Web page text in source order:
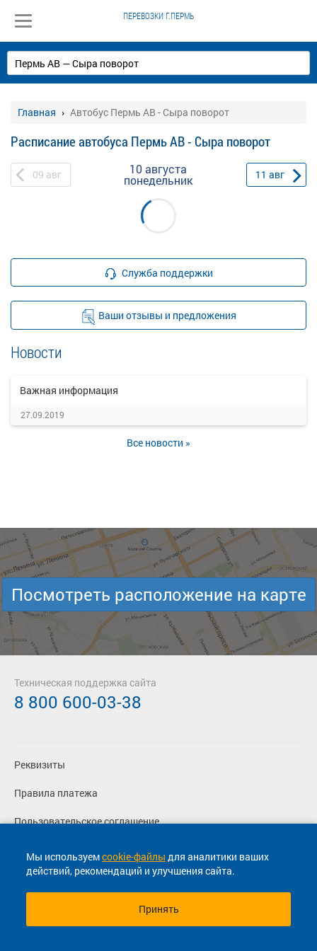
ПЕРЕВОЗКИ Г.ПЕРМЬ
Главная Автобус Пермь АВ - Сыра поворот
Расписание автобуса Пермь АВ - Сыра поворот
09 авг 10 августа
понедельник 11 авг
Служба поддержки
Ваши отзывы и предложения
Новости
Важная информация
27.09.2019
Все новости »
Мы используемcookie-файлы для аналитики ваших
действий, рекомендаций и улучшения сайта.
Принять
Посмотреть расположение на карте
Реквизиты
Правила платежа
Пользовательское соглашение
Политика конфиденциальности
Согласие на маркетинговые сообщения
Техническая поддержка сайта
8 800 600-03-38
© 2013-2026, ООО "Капитал"- Онлайн сервис продажи